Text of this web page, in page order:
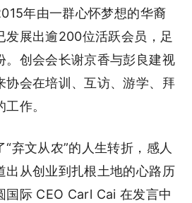
年由一群心怀梦想的华裔
发展出逾200位活跃会员，足
。创会会长谢京香与彭良建视
协会在培训、互访、游学、拜
作。
弃文从农”的人生转折，感人
出从创业到扎根土地的心路历
国际 CEO Carl Cai 在发言中